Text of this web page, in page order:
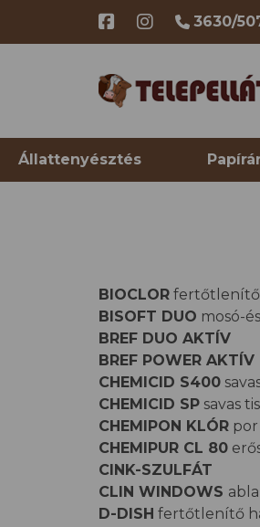
3630/
Állattenyésztés
BIOCLOR
BISOFT DUO mosó-
BREF DUO AKTÍV
BREF POWER AKTÍV
CHEMICID S400
CHEMICID SP savas
CHEMIPON KLÓR
CHEMIPUR CL 80
CINK-SZULFÁT
CLIN WINDOWS
D-DISH fertőtlenítő